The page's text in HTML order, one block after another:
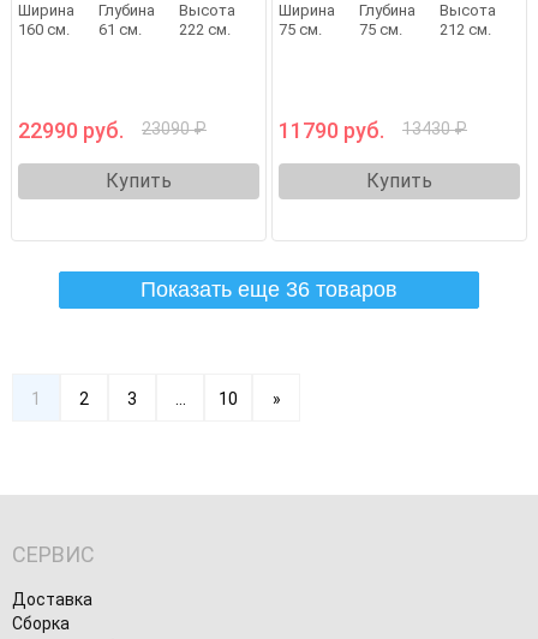
Ширина
160 см.
Глубина
61 см.
Высота
222 см.
22990 руб. 23090 ₽
Купить
Ширина
75 см.
Глубина
75 см.
Высота
212 см.
11790 руб. 13430 ₽
Купить
Показать еще 36 товаров
1 2 3 ... 10 »
СЕРВИС
Доставка
Сборка